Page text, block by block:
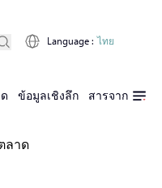
ข้อมูลเชิงลึก สารจาก D
Language : ไทย
ลาด